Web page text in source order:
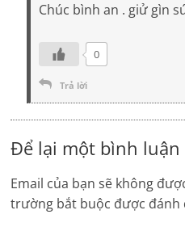
Chúc bình an . giử gìn
0
Trả lời
Để lại một bình luận
Email của bạn sẽ không
trường bắt buộc được